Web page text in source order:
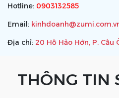
Hotline: 0903132585
Email:
Địa chỉ: 20 Hồ Hảo Hớn, P. Cầu
THÔNG TIN